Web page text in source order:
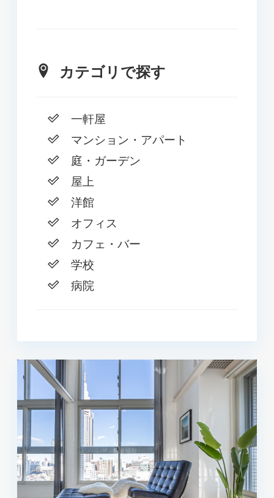
カテゴリで探す
一軒屋
マンション・アパート
庭・ガーデン
屋上
洋館
オフィス
カフェ・バー
学校
病院